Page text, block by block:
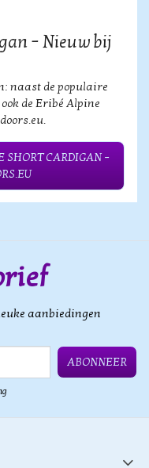
– Nieuw bij
naast de populaire
de Eribé Alpine
SHORT CARDIGAN –
aanbiedingen
ABONNEER